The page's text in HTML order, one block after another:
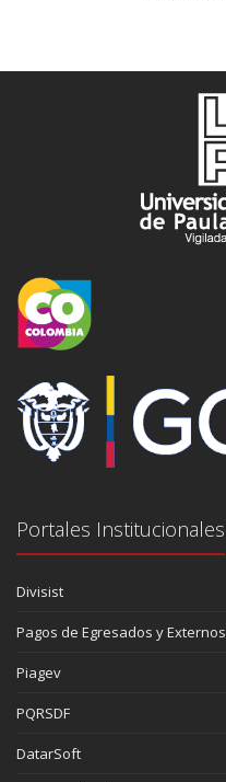
Portales Institucionales
Divisist
Pagos de Egresados y Externos
Piagev
PQRSDF
DatarSoft